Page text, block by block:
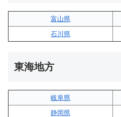
富山県
石川県
東海地方
岐阜県
静岡県